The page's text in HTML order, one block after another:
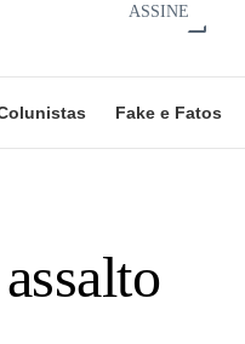
ASSINE
Fake e Fatos